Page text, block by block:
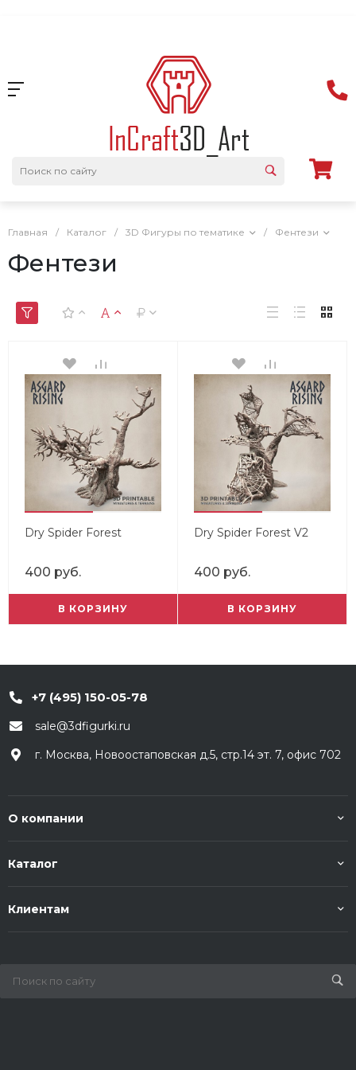
Главная / Каталог / 3D Фигуры по тематике / Фентези
Фентези
Dry Spider Forest
400 руб.
В КОРЗИНУ
Dry Spider Forest V2
400 руб.
В КОРЗИНУ
+7 (495) 150-05-78
sale@3dfigurki.ru
г. Москва, Новоостаповская д.5, стр.14 эт. 7, офис 702
О компании
Каталог
Клиентам